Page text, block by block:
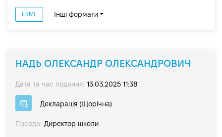
HTML Інші формати
НАДЬ ОЛЕКСАНДР ОЛЕКСАНДРОВИЧ
Дата та час подання: 13.03.2025 11:38
Декларація (Щорічна)
Посада: Директор школи